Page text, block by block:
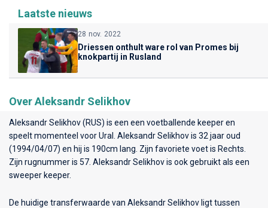
Laatste nieuws
28 nov. 2022
Driessen onthult ware rol van Promes bij
knokpartij in Rusland
Over Aleksandr Selikhov
Aleksandr Selikhov (RUS) is een een voetballende keeper en
speelt momenteel voorUral
. Aleksandr Selikhov is 32 jaar oud
(1994/04/07) en hij is 190cm lang. Zijn favoriete voet is Rechts.
Zijn rugnummer is 57. Aleksandr Selikhov is ook gebruikt als een
sweeper keeper.
De huidige transferwaarde van Aleksandr Selikhov ligt tussen